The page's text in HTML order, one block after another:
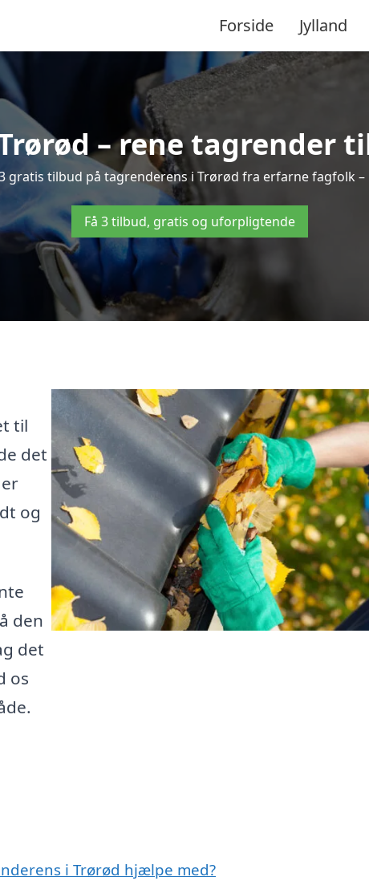
Forside Jylland
– rene tagrender
gratis tilbud på tagrenderens i Trørød fra erfarne
Få 3 tilbud, gratis og uforpligtende
til
det
og
den
det
os
i Trørød hjælpe med?